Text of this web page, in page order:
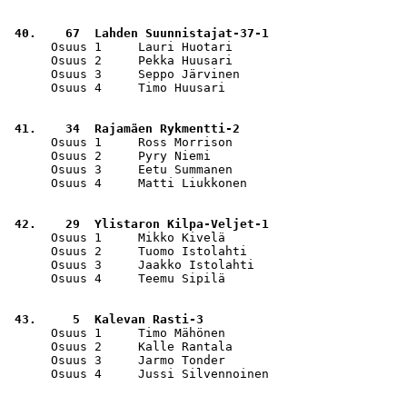
40.    67  Lahden Suunnistajat-37-1
Osuus 1     Lauri Huotari
Osuus 2     Pekka Huusari
Osuus 3     Seppo Järvinen
Osuus 4     Timo Huusari
41.    34  Rajamäen Rykmentti-2
Osuus 1     Ross Morrison
Osuus 2     Pyry Niemi
Osuus 3     Eetu Summanen
Osuus 4     Matti Liukkonen
42.    29  Ylistaron Kilpa-Veljet-1
Osuus 1     Mikko Kivelä
Osuus 2     Tuomo Istolahti
Osuus 3     Jaakko Istolahti
Osuus 4     Teemu Sipilä
43.     5  Kalevan Rasti-3
Osuus 1     Timo Mähönen
Osuus 2     Kalle Rantala
Osuus 3     Jarmo Tonder
Osuus 4     Jussi Silvennoinen